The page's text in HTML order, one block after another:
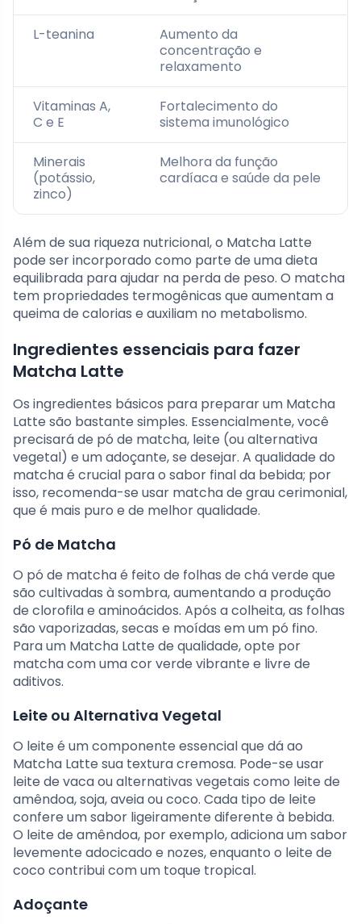
L-teanina
Aumento da
concentração e
relaxamento
Vitaminas A,
C e E
Fortalecimento do
sistema imunológico
Minerais
(potássio,
zinco)
Melhora da função
cardíaca e saúde da pele
Além de sua riqueza nutricional, o Matcha Latte
pode ser incorporado como parte de uma dieta
equilibrada para ajudar na perda de peso. O matcha
tem propriedades termogênicas que aumentam a
queima de calorias e auxiliam no metabolismo.
Ingredientes essenciais para fazer
Matcha Latte
Os ingredientes básicos para preparar um Matcha
Latte são bastante simples. Essencialmente, você
precisará de pó de matcha, leite (ou alternativa
vegetal) e um adoçante, se desejar. A qualidade do
matcha é crucial para o sabor final da bebida; por
isso, recomenda-se usar matcha de grau cerimonial,
que é mais puro e de melhor qualidade.
Pó de Matcha
O pó de matcha é feito de folhas de chá verde que
são cultivadas à sombra, aumentando a produção
de clorofila e aminoácidos. Após a colheita, as folhas
são vaporizadas, secas e moídas em um pó fino.
Para um Matcha Latte de qualidade, opte por
matcha com uma cor verde vibrante e livre de
aditivos.
Leite ou Alternativa Vegetal
O leite é um componente essencial que dá ao
Matcha Latte sua textura cremosa. Pode-se usar
leite de vaca ou alternativas vegetais como leite de
amêndoa, soja, aveia ou coco. Cada tipo de leite
confere um sabor ligeiramente diferente à bebida.
O leite de amêndoa, por exemplo, adiciona um sabor
levemente adocicado e nozes, enquanto o leite de
coco contribui com um toque tropical.
Adoçante